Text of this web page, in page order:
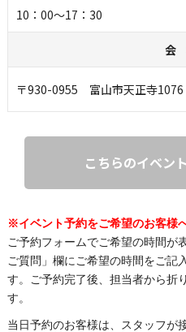
10：00～17：30
会
〒930-0955 富山市天正寺1076
こちらのイベン
※イベント予約をご希望のお客様
ご予約フォームでご希望の時間が
ご質問」欄にご希望の時間をご記
す。ご予約完了後、担当者から折
す。
当日予約のお客様は、スタッフが